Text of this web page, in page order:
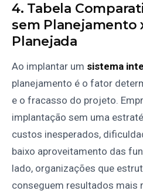
4. Tabela
sem Planejamento
Planejada
Ao implantar um sistema
planejamento é o fator
e o fracasso do projeto.
implantação sem uma
custos inesperados,
baixo aproveitamento das
lado, organizações que
conseguem resultados mais